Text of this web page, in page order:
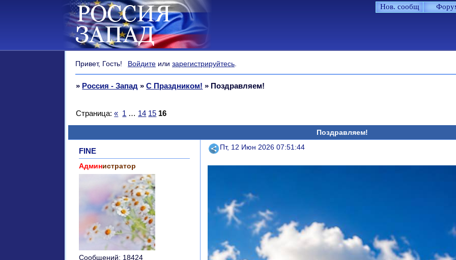
Нов. сообщ
Привет, Гость! Войдите илизарегистрируйтесь.
» Россия - Запад »С Праздником! » Поздравляем!
Поздравляем!
Страница:« 1 … 14 15 16
Поделиться
Пт, 12 Июн 2026 07:51:44
FINE
Администратор
Сообщений: 18424